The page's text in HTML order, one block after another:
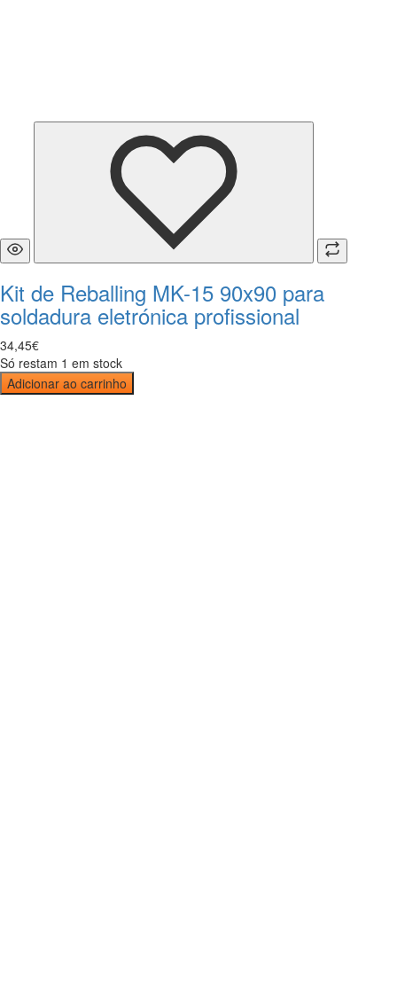
Kit de Reballing MK-15 90x90 para
soldadura eletrónica profissional
34,45€
Só restam 1 em stock
Adicionar ao carrinho